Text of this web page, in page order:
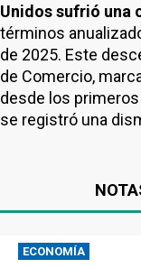
Unidos sufrió una
términos
de 2025. Este
de Comercio,
desde los
se registró una
ECONOMÍA